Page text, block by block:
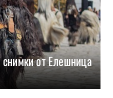
от Елешница